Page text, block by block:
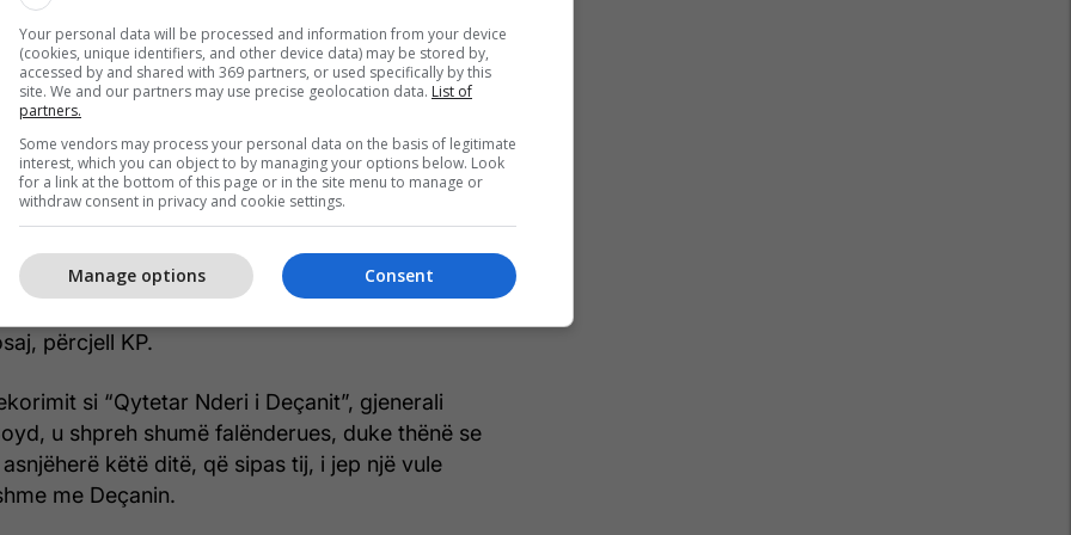
resurset e kësaj komune.
komuna jonë dhe qyteti yt tashmë, që nga
një ecje të vështirë përgjatë sistemeve të
ashtu edhe pas çlirimit, duke iu pamundësuar
e vet të zhvillimit ekonomik të qëndrueshëm.
jemi të fokusuar si në nivelin lokal ashtu edhe
të përbashkët t’i japim zgjidhje konceptit
është parësor që të jetojmë në një standard më
resurset dhe potencialin që komuna jonë
përcjell KP.
si “Qytetar Nderi i Deçanit”, gjenerali
u shpreh shumë falënderues, duke thënë se
këtë ditë, që sipas tij, i jep një vule
me Deçanin.
Your personal data will be processed and information from your device
(cookies, unique identifiers, and other device data) may be stored by,
accessed by and shared with 369 partners, or used specifically by this
site. We and our partners may use precise geolocation data. List of
partners.
Some vendors may process your personal data on the basis of legitimate
interest, which you can object to by managing your options below. Look
for a link at the bottom of this page or in the site menu to manage or
withdraw consent in privacy and cookie settings.
Consent
Manage options